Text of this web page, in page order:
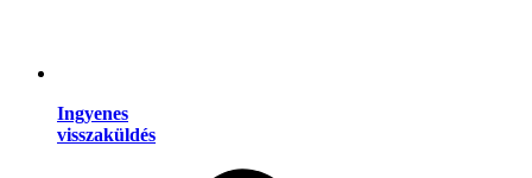
Ingyenes
visszaküldés